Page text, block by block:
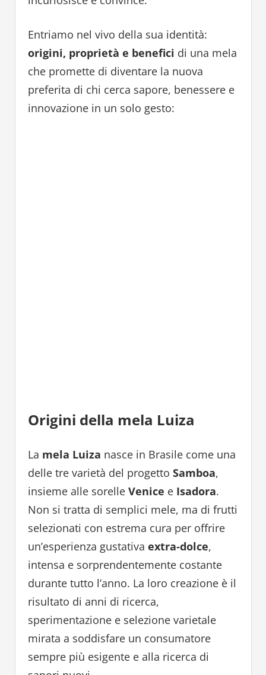
Entriamo nel vivo della sua identità:
origini, proprietà e benefici di una mela
che promette di diventare la nuova
preferita di chi cerca sapore, benessere e
innovazione in un solo gesto:
Origini della mela Luiza
La mela Luiza nasce in Brasile come una
delle tre varietà del progetto Samboa,
insieme alle sorelle Venice e Isadora.
Non si tratta di semplici mele, ma di frutti
selezionati con estrema cura per offrire
un’esperienza gustativa extra‑dolce,
intensa e sorprendentemente costante
durante tutto l’anno. La loro creazione è il
risultato di anni di ricerca,
sperimentazione e selezione varietale
mirata a soddisfare un consumatore
sempre più esigente e alla ricerca di